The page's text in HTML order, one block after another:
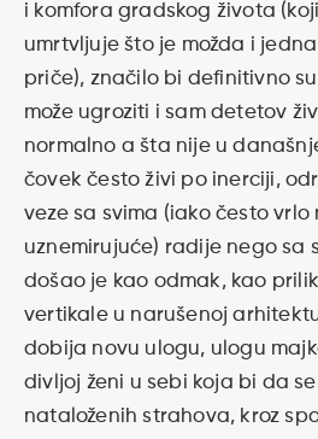
i komfora gradskog života
umrtvljuje što je možda i
priče), značilo bi definitivno
može ugroziti i sam detetov
normalno a šta nije u
čovek često živi po inerciji,
veze sa svima (iako često vrlo
uznemirujuće) radije nego sa
došao je kao odmak, kao
vertikale u narušenoj
dobija novu ulogu, ulogu
divljoj ženi u sebi koja bi da
nataloženih strahova, kroz